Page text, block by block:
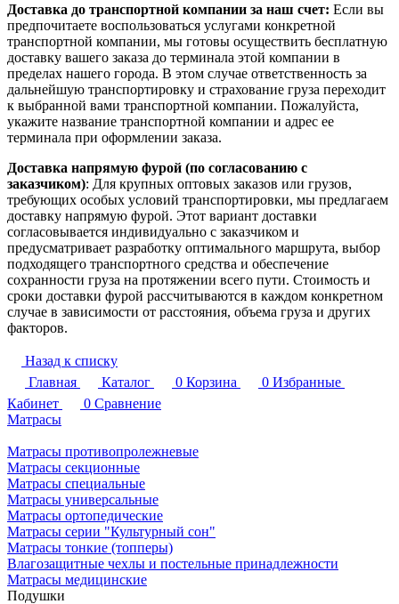
Доставка до транспортной компании за наш счет: Если вы
предпочитаете воспользоваться услугами конкретной
транспортной компании, мы готовы осуществить бесплатную
доставку вашего заказа до терминала этой компании в
пределах нашего города. В этом случае ответственность за
дальнейшую транспортировку и страхование груза переходит
к выбранной вами транспортной компании. Пожалуйста,
укажите название транспортной компании и адрес ее
терминала при оформлении заказа.
Доставка напрямую фурой (по согласованию с
заказчиком): Для крупных оптовых заказов или грузов,
требующих особых условий транспортировки, мы предлагаем
доставку напрямую фурой. Этот вариант доставки
согласовывается индивидуально с заказчиком и
предусматривает разработку оптимального маршрута, выбор
подходящего транспортного средства и обеспечение
сохранности груза на протяжении всего пути. Стоимость и
сроки доставки фурой рассчитываются в каждом конкретном
случае в зависимости от расстояния, объема груза и других
факторов.
Назад к списку
Главная
Каталог 0 Корзина 0 Избранные
Кабинет
0 Сравнение
Матрасы
Матрасы противопролежневые
Матрасы секционные
Матрасы специальные
Матрасы универсальные
Матрасы ортопедические
Матрасы серии "Культурный сон"
Матрасы тонкие (топперы)
Влагозащитные чехлы и постельные принадлежности
Матрасы медицинские
Подушки